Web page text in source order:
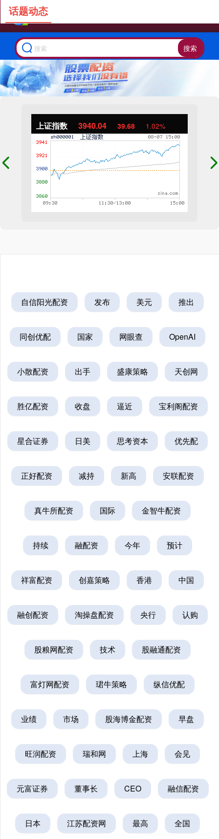
搜索
上证指数 3940.04 39.68 1.02%
话题动态
自信阳光配资 发布 美元 推出
同创优配 国家 网眼查 OpenAI
小散配资 出手 盛康策略 天创网
胜亿配资 收盘 逼近 宝利阁配资
星合证券 日美 思考资本 优先配
正好配资 减持 新高 安联配资
真牛所配资 国际 金智牛配资
持续 融配资 今年 预计
祥富配资 创嘉策略 香港 中国
融创配资 淘操盘配资 央行 认购
股粮网配资 技术 股融通配资
富灯网配资 珺牛策略 纵信优配
业绩 市场 股海博金配资 早盘
旺润配资 瑞和网 上海 会见
元富证券 董事长 CEO 融信配资
日本 江苏配资网 最高 全国